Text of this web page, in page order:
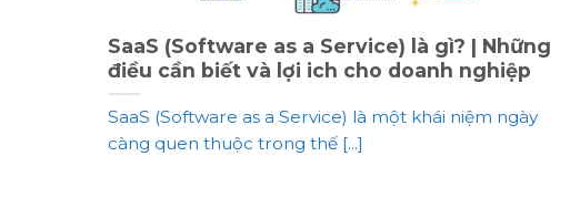
SaaS (Software as a Service) là gì? | Những
điều cần biết và lợi ich cho doanh nghiệp
SaaS (Software as a Service) là một khái niệm ngày
càng quen thuộc trong thế [...]